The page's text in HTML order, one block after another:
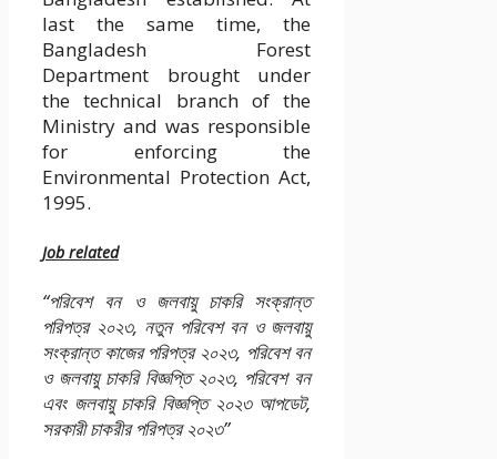
last the same time, the
Bangladesh Forest
Department brought under
the technical branch of the
Ministry and was responsible
for enforcing the
Environmental Protection Act,
1995.
Job related
“পরিবেশ বন ও জলবায়ু চাকরি সংক্রান্ত
পরিপত্র ২০২৩, নতুন পরিবেশ বন ও জলবায়ু
সংক্রান্ত কাজের পরিপত্র ২০২৩, পরিবেশ বন
ও জলবায়ু চাকরি বিজ্ঞপ্তি ২০২৩, পরিবেশ বন
এবং জলবায়ু চাকরি বিজ্ঞপ্তি ২০২৩ আপডেট,
সরকারী চাকরীর পরিপত্র ২০২৩”